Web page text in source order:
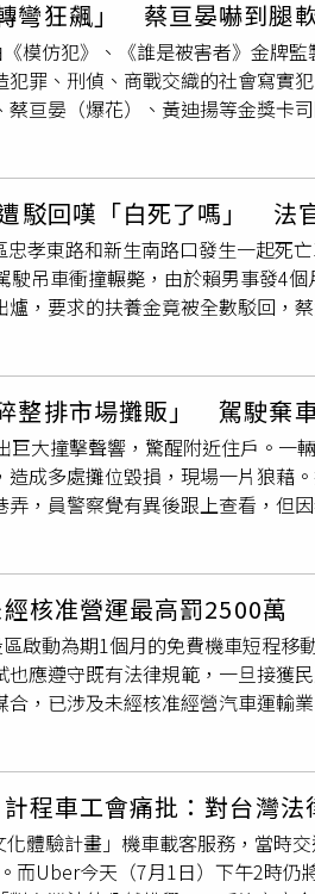
量處5個月有期徒刑，可易科罰金
通服務的可能性。業者表示，透
法規的新服務模式。據了解，
規定，機車不得作為營業載客用
會依法開罰。對於外界關注裁罰
進行多次討論，未來將持續與政
彎狂飆」 蔡亘晏嚇到腿
模仿犯》、《誰是被害者》金牌
罪、刑偵、商戰交織的社會寫實
亘晏（爆花）、黃迪揚等金獎卡
發各界期待。蔡亘晏坦言很少開
的刑警「陳志偉」，挑戰從影最大
攝手法，視覺張力全面升級。李國
就矯健身手與精實體魄，他笑說
體停車場逼車戲時壓力爆表，「
車，甚至要逼李國毅的車『倒退
視）而姚淳耀在第一季先是褪去
型男企業家，深不見底的城府更
晏化身曾是女團偶像的豪門媳婦「
剛強，並練就一套犀利的「豪門生
冠豪」的邱勝揚跨刀編舞：「他
還原 18 歲青春模樣的女人！」姚
劇看點，人氣YouTuber喬瑟夫收
至入戲到每天回家「自主攻堅」，
，而且回到家門口一定要把家門
、李國超、李迪恩、馬念先等人
重大綁架案中意外重逢，隨著營
18歲的殘酷祕密，一場友情、權
電視首播，晚間10 點於Netflix（
李國毅（前）與喬瑟夫皆為戲接
駁回嘆「白死了嗎」 法
孝東路和新生南路口發生一起死
吊車衝撞輾斃，由於賴男事發4
，要求的扶養金竟被全數駁回，
回顧此案，2025年6月21日下午
時疑似闖紅燈且未及時煞車，衝
遭熱心路人攔下阻止。事發過後4
告民事求償。根據判決書內容，
金200萬元，至於請求的扶養費
斷「並非不能維持生活」，加上
，在這1年期間，該公司從未向
次走進法庭，趙姓法官卻在庭上駁
「對啊」、「妳真的有這麼傷心嗎
被羞辱，想一頭撞在桌子上，法
蔡女母親直言，「真相就只有一
司法制度，相信法院絕大多數法
出上訴，希望司法能還被害家屬
整排市場攤販」 駕駛棄
大撞擊聲響，驚醒附近住戶。一
成多處攤位毀損，現場一片狼藉
，員警察覺有異後跟上查看，但
趕抵時，駕駛已棄車逃逸，目前
核准營運最高罰2500萬
啟動為期1個月的免費機車短程移
應遵守既有法律規範，一旦接獲
，已涉及未經核准經營汽車運輸
台業者最高可處2500萬元罰鍰，市
行為在臺北市發生。謝銘鴻指出，
遵守既有法律規範，同時沒有適當
質保障；公運處已掌握業者訊息
懲不貸，提醒業者切勿以身觸法
有保險公司支應，沒有這個行業
程車工會痛批：對台灣法
體驗計畫」機車載客服務，當時
而Uber今天（7月1日）下午2時仍